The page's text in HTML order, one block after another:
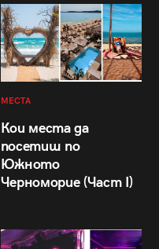
МЕСТА
Кои места да
посетиш по
Южното
Черноморие (Част I)